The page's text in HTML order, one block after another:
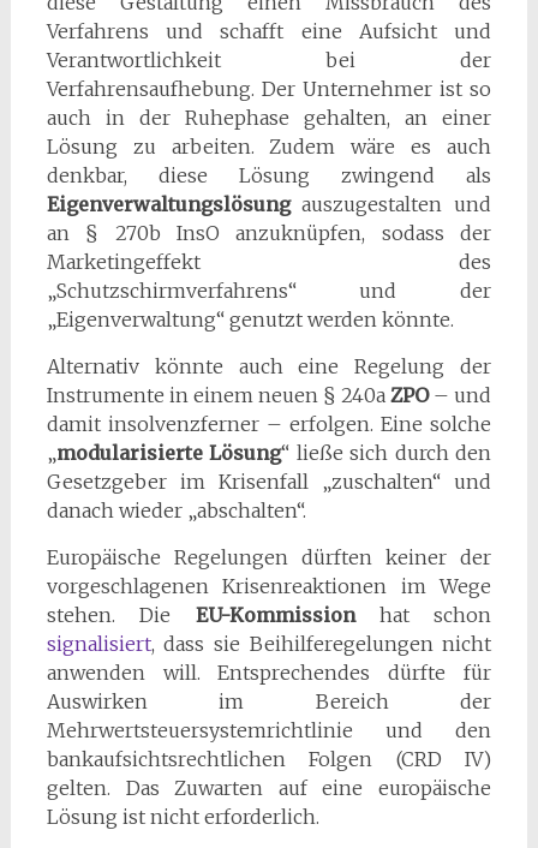
Verfahrens und schafft eine Aufsicht und
Verantwortlichkeit bei der
Verfahrensaufhebung. Der Unternehmer ist so
auch in der Ruhephase gehalten, an einer
Lösung zu arbeiten. Zudem wäre es auch
denkbar, diese Lösung zwingend als
Eigenverwaltungslösungauszugestalten und
an § 270b InsO anzuknüpfen, sodass der
Marketingeffekt des
„Schutzschirmverfahrens“ und der
„Eigenverwaltung“ genutzt werden könnte.
Alternativ könnte auch eine Regelung der
Instrumente in einem neuen § 240aZPO– und
damit insolvenzferner – erfolgen. Eine solche
„modularisierte Lösung“ ließe sich durch den
Gesetzgeber im Krisenfall „zuschalten“ und
danach wieder „abschalten“.
Europäische Regelungen dürften keiner der
vorgeschlagenen Krisenreaktionen im Wege
stehen. Die EU-Kommissionhat schon
signalisiert, dass sie Beihilferegelungen nicht
anwenden will. Entsprechendes dürfte für
Auswirken im Bereich der
Mehrwertsteuersystemrichtlinie und den
bankaufsichtsrechtlichen Folgen (CRD IV)
gelten. Das Zuwarten auf eine europäische
Lösung ist nicht erforderlich.